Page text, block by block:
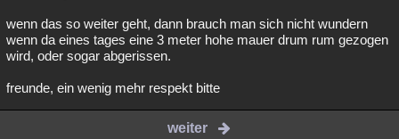
wenn das so weiter geht, dann brauch man sich nicht wundern
wenn da eines tages eine 3 meter hohe mauer drum rum gezogen
wird, oder sogar abgerissen.
freunde, ein wenig mehr respekt bitte
weiter